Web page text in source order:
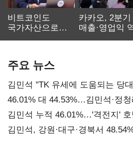
비트코인도
국가자산으로…'
카카오, 2분기
매출·영업익
주요 뉴스
김민석 "TK 유세에 도움되는 당
대표된 양 당직 배분"
46.01% 대 44.53%…김민석·정
김민석 누적 46.01%…'격전지'
(2보)
김민석, 강원·대구·경북서